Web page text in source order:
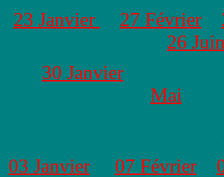
23 Janvier
27 Février
26
30 Janvier
Mai
03 Janvier 07 Février